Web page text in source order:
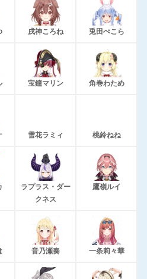
戌神ころね 兎田ぺこら
宝鐘マリン 角巻わため
雪花ラミィ 桃鈴ねね
ラプラス・ダー
クネス
鷹嶺ルイ
音乃瀬奏 一条莉々華